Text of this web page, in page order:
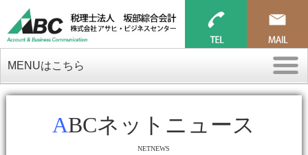
MENUはこちら
ABCネットニュース
NETNEWS